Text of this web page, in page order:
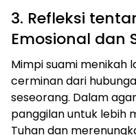
3. Refleksi
Emosional dan
Mimpi suami menikah
cerminan dari
seseorang. Dalam
panggilan untuk lebih
Tuhan dan